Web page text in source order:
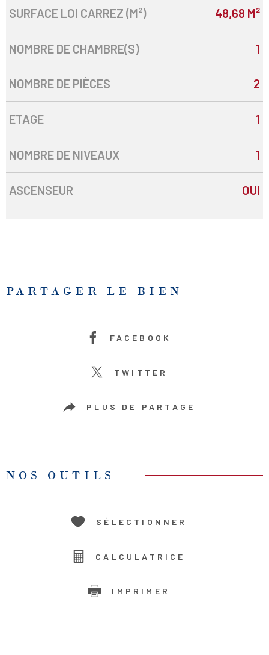
SURFACE LOI CARREZ (M²) 48,68 M²
NOMBRE DE CHAMBRE(S) 1
NOMBRE DE PIÈCES 2
ETAGE 1
NOMBRE DE NIVEAUX 1
ASCENSEUR OUI
PARTAGER LE BIEN
FACEBOOK
TWITTER
PLUS DE PARTAGE
NOS OUTILS
SÉLECTIONNER
CALCULATRICE
IMPRIMER